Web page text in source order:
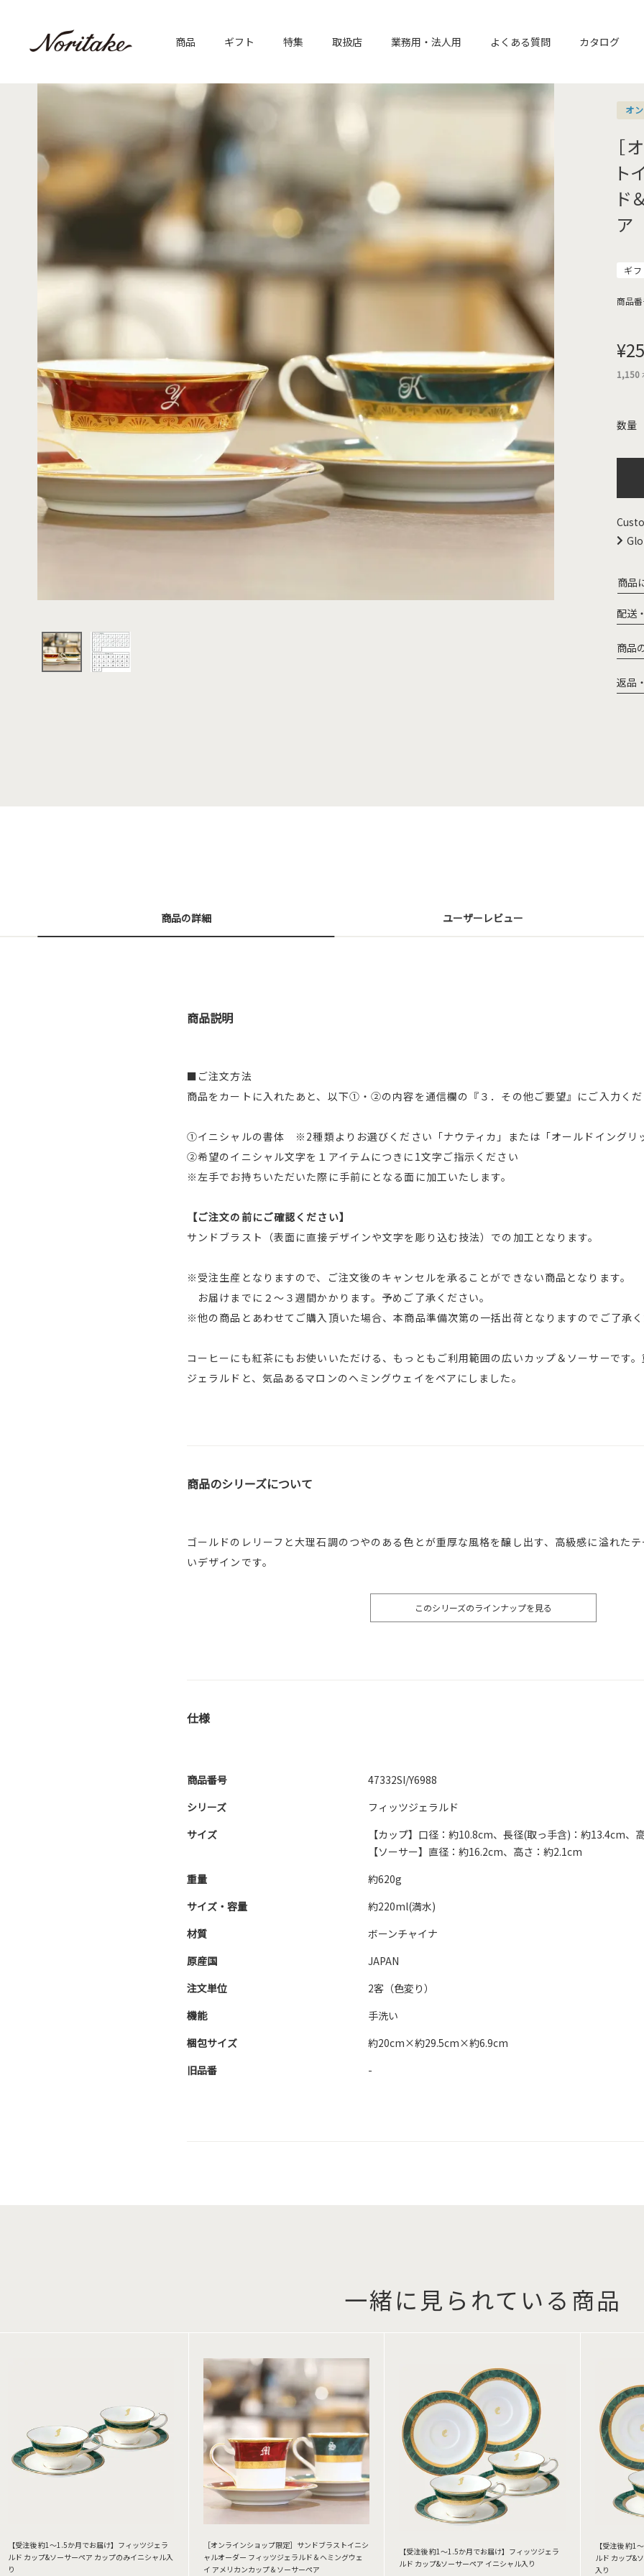
商品 ギフト 特集 取扱店 業務用・法人用 よくある質問 カタログ
オ
［
ト
ド
ア
ギ
商品
¥
1,150
商品
配送
商品
返品
商品の詳細 ユーザーレビュー
商品説明
■ご注文方法
商品をカートに入れたあと、以下①・②の内容を通信欄の『３．その他ご要望』にご入力くだ
①イニシャルの書体 ※2種類よりお選びください「ナウティカ」または「オールドイングリ
②希望のイニシャル文字を１アイテムにつきに1文字ご指示ください
※左手でお持ちいただいた際に手前にとなる面に加工いたします。
【ご注文の前にご確認ください】
サンドブラスト（表面に直接デザインや文字を彫り込む技法）での加工となります。
※受注生産となりますので、ご注文後のキャンセルを承ることができない商品となります。
お届けまでに２～３週間かかります。予めご了承ください。
※他の商品とあわせてご購入頂いた場合、本商品準備次第の一括出荷となりますのでご了承く
コーヒーにも紅茶にもお使いいただける、もっともご利用範囲の広いカップ＆ソーサーです
ジェラルドと、気品あるマロンのヘミングウェイをペアにしました。
商品のシリーズについて
ゴールドのレリーフと大理石調のつやのある色とが重厚な風格を醸し出す、高級感に溢れた
いデザインです。
このシリーズのラインナップを見る
仕様
商品番号
47332SI/Y6988
シリーズ
フィッツジェラルド
サイズ
【カップ】口径：約10.8cm、長径(取っ手含)：約13.4cm、
【ソーサー】直径：約16.2cm、高さ：約2.1cm
重量
約620g
サイズ・容量
約220ml(満水)
材質
ボーンチャイナ
原産国
JAPAN
注文単位
2客（色変り）
機能
手洗い
梱包サイズ
約20cm×約29.5cm×約6.9cm
旧品番
-
一緒に見られている商品
【受注後 約1～1.5か月でお届け】フィッツジェラ
ルド カップ&ソーサーペア カップのみイニシャル入
り
［オンラインショップ限定］サンドブラストイニシ
ャルオーダー フィッツジェラルド＆ヘミングウェ
イ アメリカンカップ＆ソーサーペア
【受注後 約1～1.5か月でお届け】フィッツジェラ
ルド カップ&ソーサーペア イニシャル入り
【受注後 約1
ルド カップ&
入り